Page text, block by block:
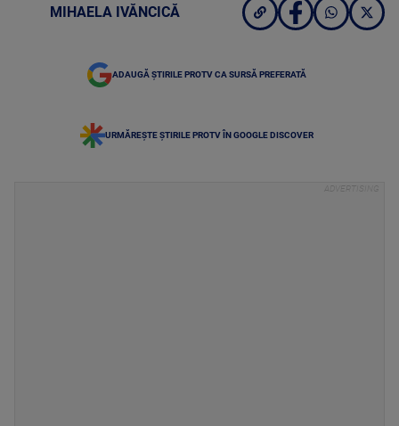
MIHAELA IVĂNCICĂ
ADAUGĂ ȘTIRILE PROTV CA SURSĂ PREFERATĂ
URMĂREȘTE ȘTIRILE PROTV ÎN GOOGLE DISCOVER